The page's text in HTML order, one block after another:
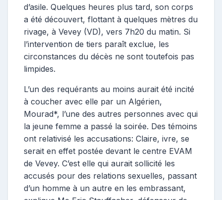
d’asile. Quelques heures plus tard, son corps
a été découvert, flottant à quelques mètres du
rivage, à Vevey (VD), vers 7h20 du matin. Si
l’intervention de tiers paraît exclue, les
circonstances du décès ne sont toutefois pas
limpides.
L’un des requérants au moins aurait été incité
à coucher avec elle par un Algérien,
Mourad*, l’une des autres personnes avec qui
la jeune femme a passé la soirée. Des témoins
ont relativisé les accusations: Claire, ivre, se
serait en effet postée devant le centre EVAM
de Vevey. C’est elle qui aurait sollicité les
accusés pour des relations sexuelles, passant
d’un homme à un autre en les embrassant,